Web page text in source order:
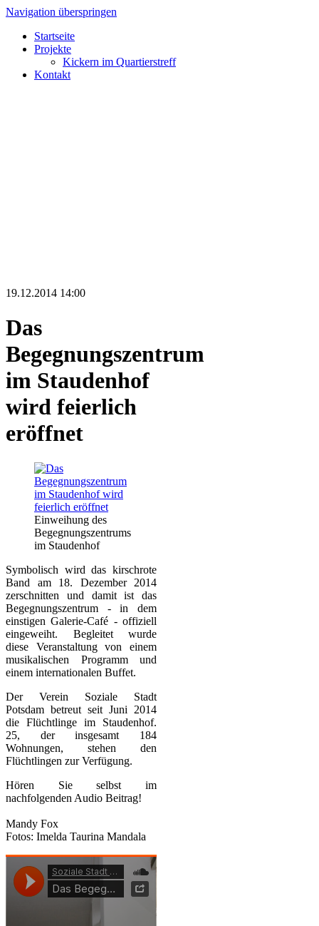
Navigation überspringen
Startseite
Projekte
Kickern im Quartierstreff
Kontakt
19.12.2014 14:00
Das
Begegnungszentrum
im Staudenhof
wird feierlich
eröffnet
Einweihung des
Begegnungszentrums
im Staudenhof
Symbolisch wird das kirschrote
Band am 18. Dezember 2014
zerschnitten und damit ist das
Begegnungszentrum - in dem
einstigen Galerie-Café - offiziell
eingeweiht. Begleitet wurde
diese Veranstaltung von einem
musikalischen Programm und
einem internationalen Buffet.
Der Verein Soziale Stadt
Potsdam betreut seit Juni 2014
die Flüchtlinge im Staudenhof.
25, der insgesamt 184
Wohnungen, stehen den
Flüchtlingen zur Verfügung.
Hören Sie selbst im
nachfolgenden Audio Beitrag!
Mandy Fox
Fotos: Imelda Taurina Mandala